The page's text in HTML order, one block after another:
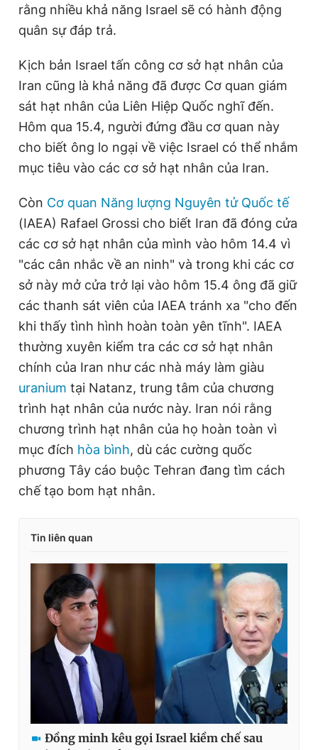
rằng nhiều khả năng Israel sẽ có hành động
quân sự đáp trả.
Kịch bản Israel tấn công cơ sở hạt nhân của
Iran cũng là khả năng đã được Cơ quan giám
sát hạt nhân của Liên Hiệp Quốc nghĩ đến.
Hôm qua 15.4, người đứng đầu cơ quan này
cho biết ông lo ngại về việc Israel có thể nhắm
mục tiêu vào các cơ sở hạt nhân của Iran.
Còn Cơ quan Năng lượng Nguyên tử Quốc tế
(IAEA) Rafael Grossi cho biết Iran đã đóng cửa
các cơ sở hạt nhân của mình vào hôm 14.4 vì
"các cân nhắc về an ninh" và trong khi các cơ
sở này mở cửa trở lại vào hôm 15.4 ông đã giữ
các thanh sát viên của IAEA tránh xa "cho đến
khi thấy tình hình hoàn toàn yên tĩnh". IAEA
thường xuyên kiểm tra các cơ sở hạt nhân
chính của Iran như các nhà máy làm giàu
uranium tại Natanz, trung tâm của chương
trình hạt nhân của nước này. Iran nói rằng
chương trình hạt nhân của họ hoàn toàn vì
mục đích hòa bình, dù các cường quốc
phương Tây cáo buộc Tehran đang tìm cách
chế tạo bom hạt nhân.
Tin liên quan
Đồng minh kêu gọi Israel kiềm chế sau